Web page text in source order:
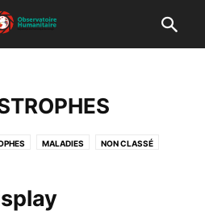
MALADIES NON CLASSÉ